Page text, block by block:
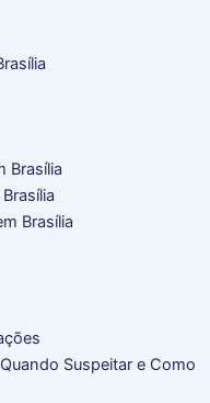
Brasília
Brasília
Suspeitar e Como